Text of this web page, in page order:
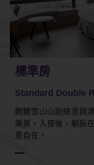
標準房
Standard Double
飽覽雪山山脈綠意與
美景，入夜後，躺臥
意自在。